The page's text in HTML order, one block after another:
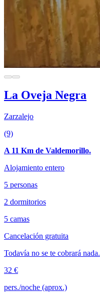
La Oveja Negra
Zarzalejo
(9)
A 11 Km de Valdemorillo.
Alojamiento entero
5 personas
2 dormitorios
5 camas
Cancelación gratuita
Todavía no se te cobrará nada.
32 €
pers./noche (aprox.)